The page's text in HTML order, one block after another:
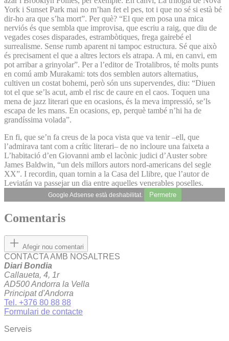
York i Sunset Park mai no m’han fet el pes, tot i que no sé si està bé
dir-ho ara que s’ha mort”. Per què? “El que em posa una mica
nerviós és que sembla que improvisa, que escriu a raig, que diu de
vegades coses disparades, estrambòtiques, frega gairebé el
surrealisme. Sense rumb aparent ni tampoc estructura. Sé que això
és precisament el que a altres lectors els atrapa. A mi, en canvi, em
pot arribar a grinyolar”. Per a l’editor de Trotalibros, té molts punts
en comú amb Murakami: tots dos semblen autors alternatius,
cultiven un costat bohemi, però són uns supervendes, diu: “Diuen
tot el que se’ls acut, amb el risc de caure en el caos. Toquen una
mena de jazz literari que en ocasions, és la meva impressió, se’ls
escapa de les mans. En ocasions, ep, perquè també n’hi ha de
grandíssima volada”.
En fi, que se’n fa creus de la poca vista que va tenir –ell, que
l’admirava tant com a crític literari– de no incloure una faixeta a
L’habitació d’en Giovanni amb el lacònic judici d’Auster sobre
James Baldwin, “un dels millors autors nord-americans del segle
XX”. I recordin, quan tornin a la Casa del Llibre, que l’autor de
Leviatán va passejar un dia entre aquelles venerables poselles.
Google Adsense està deshabilitat. Permetre
Comentaris
Afegir nou comentari
CONTACTA AMB NOSALTRES
Diari Bondia
Callaueta, 4, 1r
AD500 Andorra la Vella
Principat d'Andorra
Tel. +376 80 88 88
Formulari de contacte
Serveis